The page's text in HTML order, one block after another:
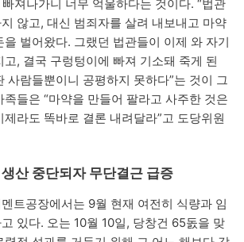
져나가니 너무 억울하다는 것이다. “법관
않고, 대신 범죄자를 살려 내보내고 마약
벌어왔다. 그랬던 법관들이 이제 와 자기
, 결국 구렁텅이에 빠져 기소돼 죽게 된
사람들뿐이니 공평하지 못하다”는 것이 그
들은 “마약을 만들어 팔라고 사주한 것은
라도 똑바로 결론 내려달라”고 도당위원
산 중단되자 무단결근 급증
트공장에서는 9월 현재 여전히 식량과 임
있다. 오는 10월 10일, 당창건 65돐을 맞